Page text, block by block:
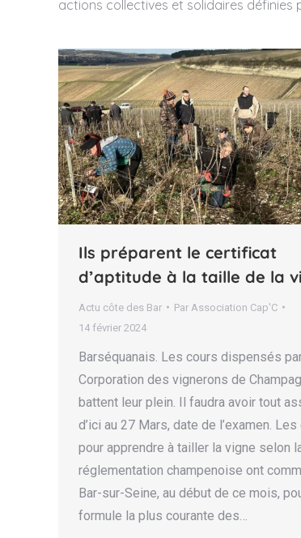
actions collectives et solidaires définies
Ils préparent le certificat
d’aptitude à la taille de la
Actu côte des Bar Par Association Cap'C
14 février 2024
Barséquanais. Les cours dispensés
Corporation des vignerons de
battent leur plein. Il faudra avoir tout
d’ici au 27 Mars, date de l’examen. Les
pour apprendre à tailler la vigne selon
réglementation champenoise ont
Bar-sur-Seine, au début de ce mois,
formule la plus courante des…